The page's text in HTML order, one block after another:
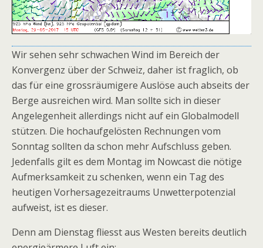
Wir sehen sehr schwachen Wind im Bereich der
Konvergenz über der Schweiz, daher ist fraglich, ob
das für eine grossräumigere Auslöse auch abseits der
Berge ausreichen wird. Man sollte sich in dieser
Angelegenheit allerdings nicht auf ein Globalmodell
stützen. Die hochaufgelösten Rechnungen vom
Sonntag sollten da schon mehr Aufschluss geben.
Jedenfalls gilt es dem Montag im Nowcast die nötige
Aufmerksamkeit zu schenken, wenn ein Tag des
heutigen Vorhersagezeitraums Unwetterpotenzial
aufweist, ist es dieser.
Denn am Dienstag fliesst aus Westen bereits deutlich